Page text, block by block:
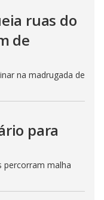
ruas do
de
na madrugada de
para
percorram malha